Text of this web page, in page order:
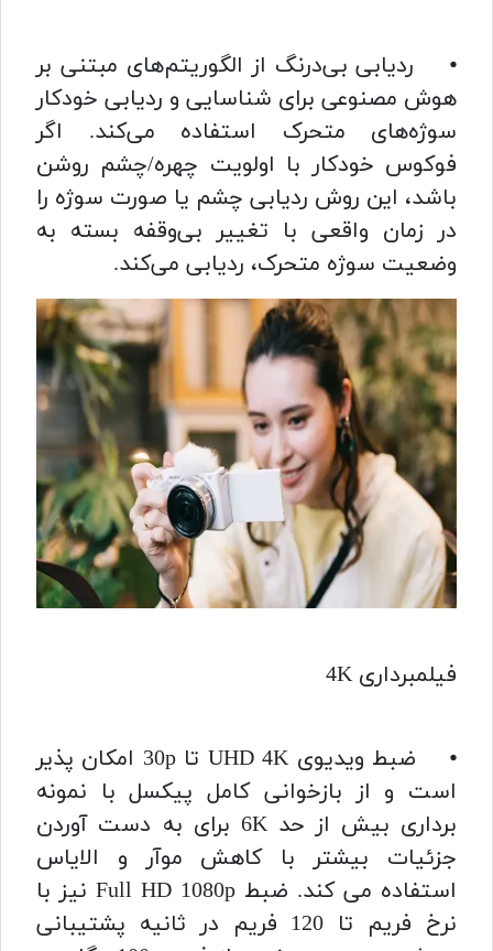
⦁ ردیابی بی‌درنگ از الگوریتم‌های مبتنی بر
هوش مصنوعی برای شناسایی و ردیابی خودکار
سوژه‌های متحرک استفاده می‌کند. اگر
فوکوس خودکار با اولویت چهره/چشم روشن
باشد، این روش ردیابی چشم یا صورت سوژه را
در زمان واقعی با تغییر بی‌وقفه بسته به
وضعیت سوژه متحرک، ردیابی می‌کند.
فیلمبرداری 4K
⦁ ضبط ویدیوی UHD 4K تا 30p امکان پذیر
است و از بازخوانی کامل پیکسل با نمونه
برداری بیش از حد 6K برای به دست آوردن
جزئیات بیشتر با کاهش موآر و الایاس
استفاده می کند. ضبط Full HD 1080p نیز با
نرخ فریم تا 120 فریم در ثانیه پشتیبانی